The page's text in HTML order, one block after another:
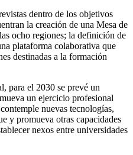
dentro de los objetivos
la creación de una Mesa de
ocho regiones; la definición de
plataforma colaborativa que
destinadas a la formación
para el 2030 se prevé un
un ejercicio profesional
nuevas tecnologías,
y promueva otras capacidades
nexos entre universidades